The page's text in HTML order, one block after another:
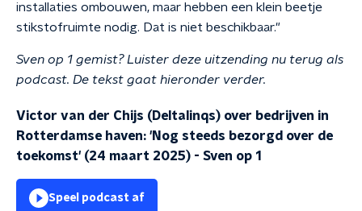
installaties ombouwen, maar hebben een klein beetje
stikstofruimte nodig. Dat is niet beschikbaar."
Sven op 1 gemist? Luister deze uitzending nu terug als
podcast. De tekst gaat hieronder verder.
Victor van der Chijs (Deltalinqs) over bedrijven in
Rotterdamse haven: 'Nog steeds bezorgd over de
toekomst' (24 maart 2025) - Sven op 1
Speel podcast af